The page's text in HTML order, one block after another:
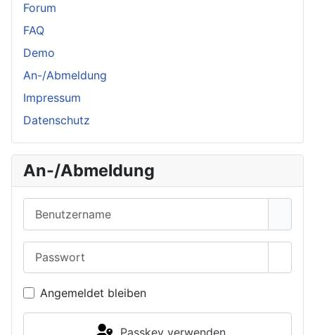
Forum
FAQ
Demo
An-/Abmeldung
Impressum
Datenschutz
An-/Abmeldung
Angemeldet bleiben
Passkey verwenden